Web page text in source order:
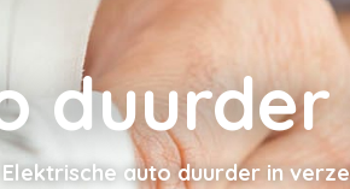
Elektrische auto duurder in